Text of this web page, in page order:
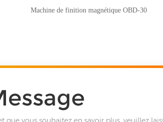
Machine de finition magnétique OBD-30